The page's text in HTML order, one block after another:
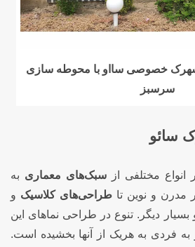
خصوصی سااو با محوطه سازی
سرسبز
سائو
مختلفی از سبک‌های معماری به
مدرن و نوین تا طراحی‌های کلاسیک و
بسیار دیگر. تنوع در طراحی نماهای این
فردی به هریک از آنها بخشیده است.